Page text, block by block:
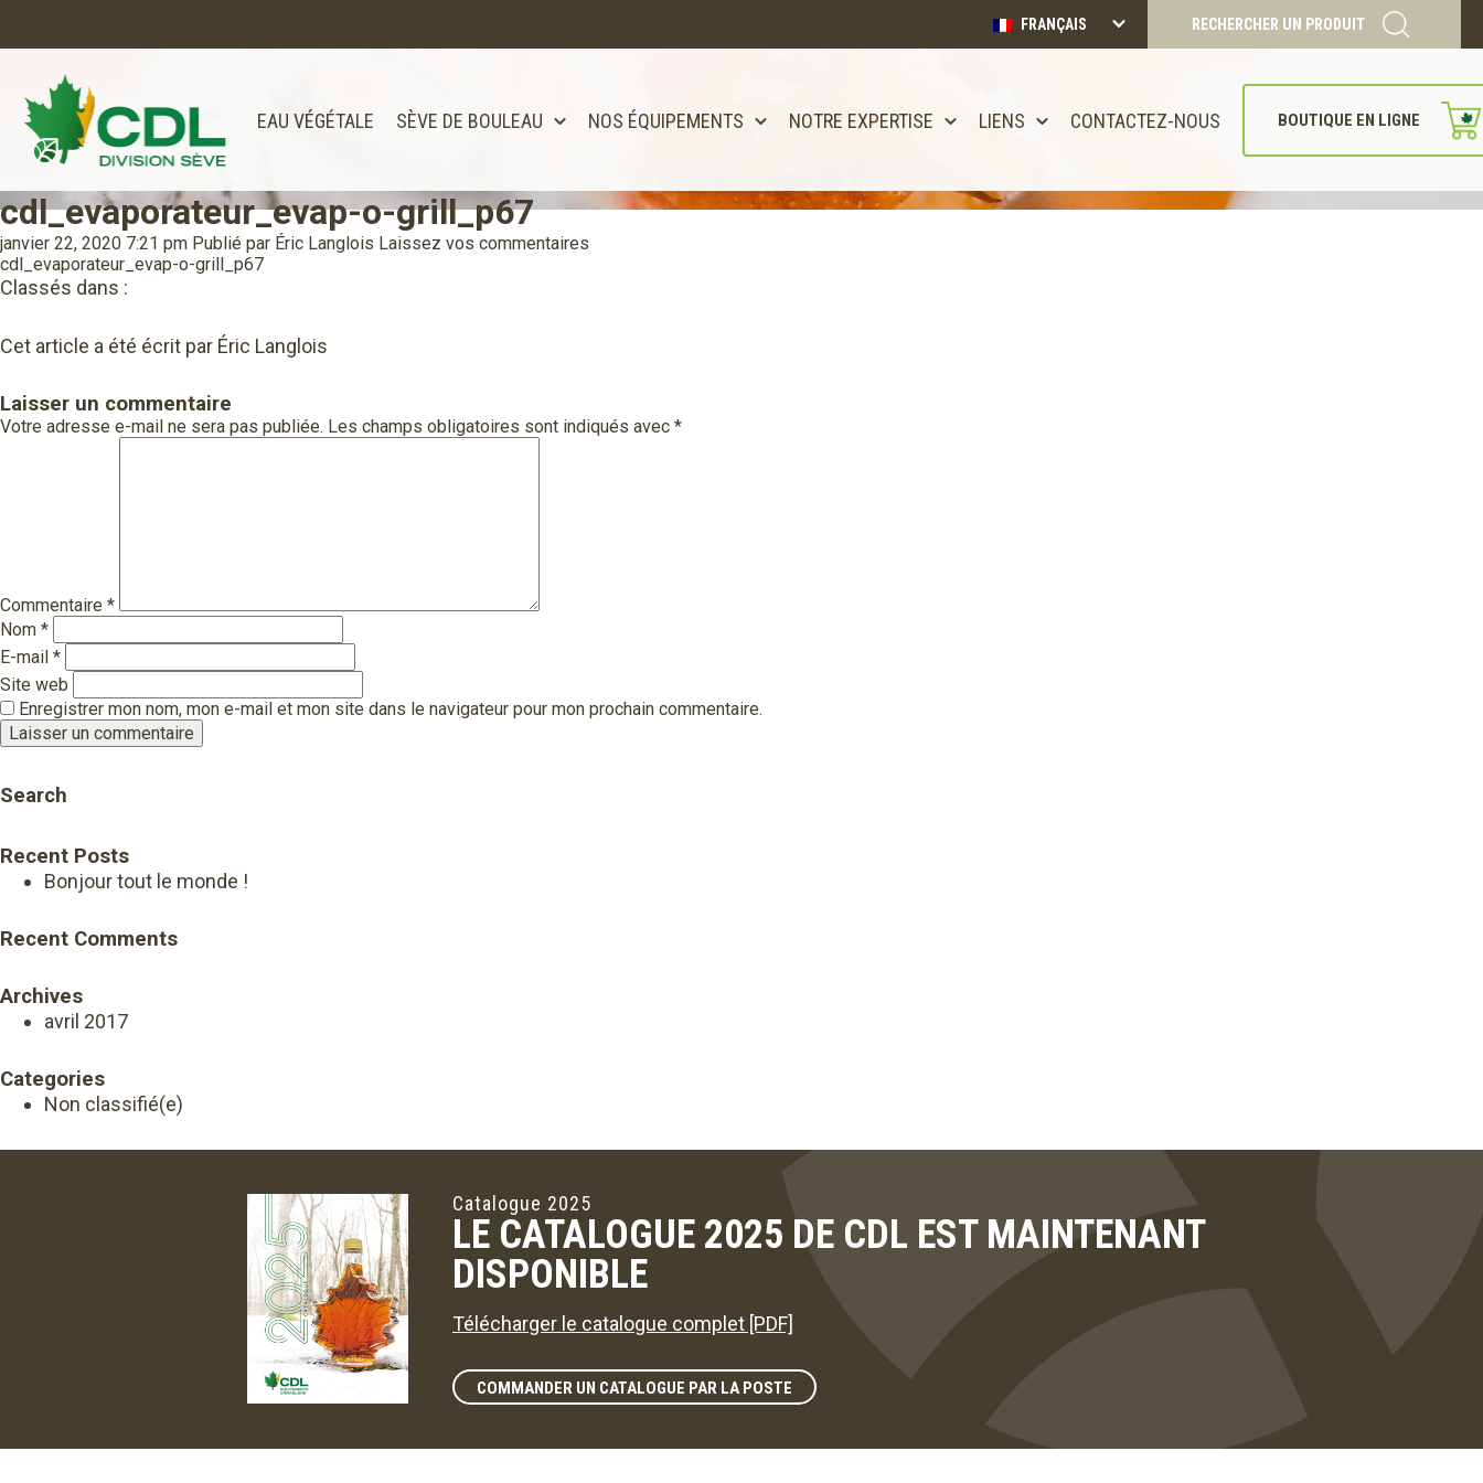
FRANÇAIS RECHERCHER UN PRODUIT
EAU VÉGÉTALE SÈVE DE BOULEAU NOS ÉQUIPEMENTS NOTRE EXPERTISE LIENS CONTACTEZ-NOUS BOUTIQUE EN LIGNE
Notre site d'achats en ligne sera bientôt disponible!!
Merci de votre compréhension.
CONTINUER
cdl_evaporateur_evap-o-grill_p67
janvier 22, 2020 7:21 pm Publié par Éric Langlois Laissez vos commentaires
cdl_evaporateur_evap-o-grill_p67
Classés dans :
Cet article a été écrit par Éric Langlois
Laisser un commentaire
Votre adresse e-mail ne sera pas publiée. Les champs obligatoires sont indiqués avec *
Commentaire *
Nom *
E-mail *
Site web
Enregistrer mon nom, mon e-mail et mon site dans le navigateur pour mon prochain commentaire.
Search
Recent Posts
Bonjour tout le monde !
Recent Comments
Archives
avril 2017
Categories
Non classifié(e)
Catalogue 2025
LE CATALOGUE 2025 DE CDL EST MAINTENANT
DISPONIBLE
Télécharger le catalogue complet [PDF]
COMMANDER UN CATALOGUE PAR LA POSTE